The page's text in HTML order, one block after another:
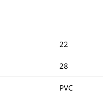
22
28
PVC